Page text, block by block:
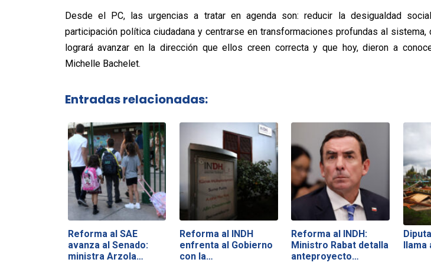
Desde el PC, las urgencias a tratar en agenda son: reducir la desigualdad
participación política ciudadana y centrarse en transformaciones profundas al sistema,
logrará avanzar en la dirección que ellos creen correcta y que hoy, dieron a
Michelle Bachelet.
Entradas relacionadas:
Reforma al SAE
avanza al Senado:
ministra Arzola…
Reforma al INDH
enfrenta al Gobierno
con la…
Reforma al INDH:
Ministro Rabat detalla
anteproyecto…
llama